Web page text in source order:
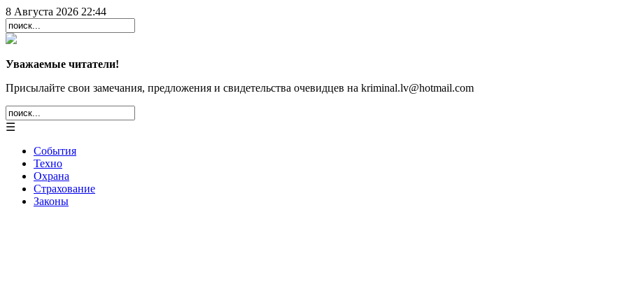
8 Августа 2026 22:44
Уважаемые читатели!
Присылайте свои замечания, предложения и свидетельства очевидцев на kriminal.lv@hotmail.com
☰
События
Техно
Охрана
Страхование
Законы